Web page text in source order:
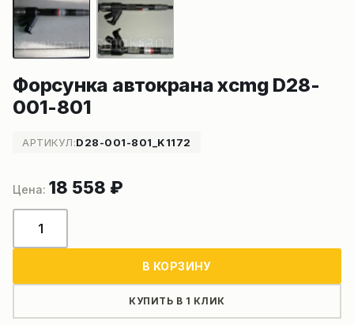
Форсунка автокрана xcmg D28-
001-801
АРТИКУЛ:D28-001-801_K1172
18 558 ₽
товара
D28-
В КОРЗИНУ
КУПИТЬ В 1 КЛИК